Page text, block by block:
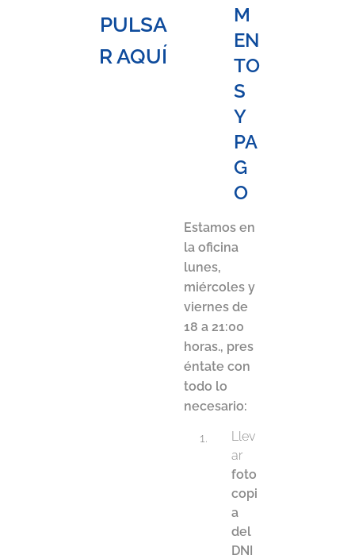
PULSA
R AQUÍ
M
EN
TO
S
Y
PA
G
O
Estamos en
la oficina
lunes,
miércoles y
viernes de
18 a 21:00
horas., pres
éntate con
todo lo
necesario:
Llev
ar
foto
copi
a
del
DNI